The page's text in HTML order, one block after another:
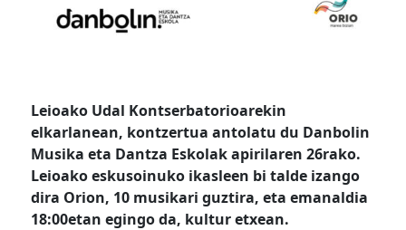
Leioako Udal Kontserbatorioarekin
elkarlanean, kontzertua antolatu du Danbolin
Musika eta Dantza Eskolak apirilaren 26rako.
Leioako eskusoinuko ikasleen bi talde izango
dira Orion, 10 musikari guztira, eta emanaldia
18:00etan egingo da, kultur etxean.